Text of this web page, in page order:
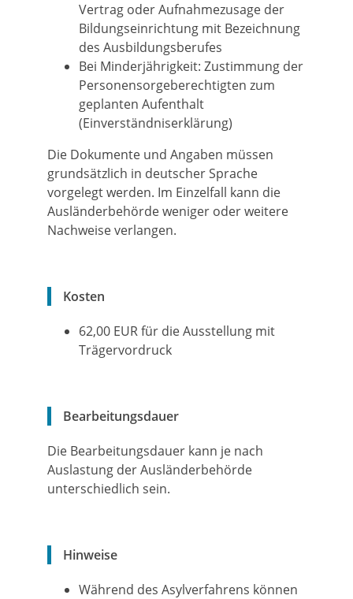
Vertrag oder Aufnahmezusage der
Bildungseinrichtung mit Bezeichnung
des Ausbildungsberufes
Bei Minderjährigkeit: Zustimmung der
Personensorgeberechtigten zum
geplanten Aufenthalt
(Einverständniserklärung)
Die Dokumente und Angaben müssen
grundsätzlich in deutscher Sprache
vorgelegt werden. Im Einzelfall kann die
Ausländerbehörde weniger oder weitere
Nachweise verlangen.
Kosten
62,00 EUR für die Ausstellung mit
Trägervordruck
Bearbeitungsdauer
Die Bearbeitungsdauer kann je nach
Auslastung der Ausländerbehörde
unterschiedlich sein.
Hinweise
Während des Asylverfahrens können